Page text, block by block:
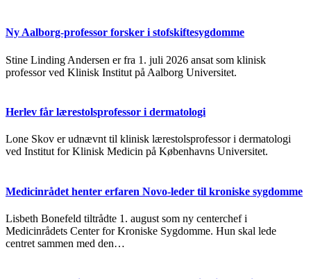
Ny Aalborg-professor forsker i stofskiftesygdomme
Stine Linding Andersen er fra 1. juli 2026 ansat som klinisk
professor ved Klinisk Institut på Aalborg Universitet.
Herlev får lærestolsprofessor i dermatologi
Lone Skov er udnævnt til klinisk lærestolsprofessor i dermatologi
ved Institut for Klinisk Medicin på Københavns Universitet.
Medicinrådet henter erfaren Novo-leder til kroniske sygdomme
Lisbeth Bonefeld tiltrådte 1. august som ny centerchef i
Medicinrådets Center for Kroniske Sygdomme. Hun skal lede
centret sammen med den…